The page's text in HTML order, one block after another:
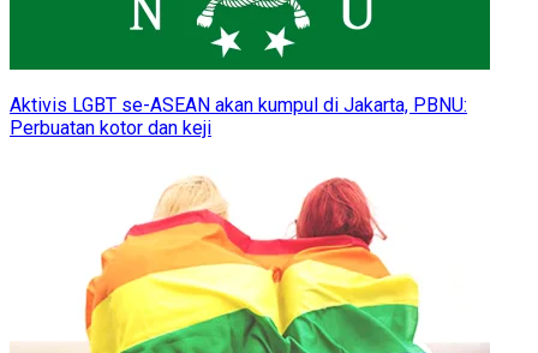
Aktivis LGBT se-ASEAN akan kumpul di Jakarta, PBNU:
Perbuatan kotor dan keji